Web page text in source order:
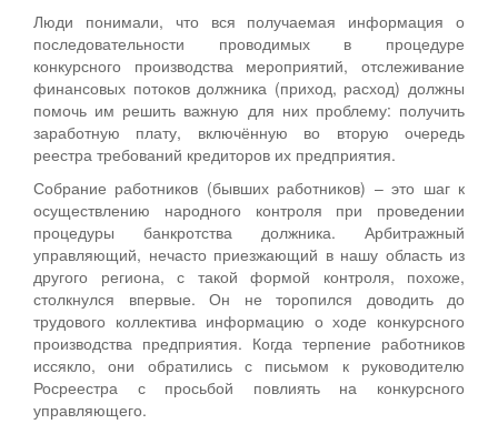
Люди понимали, что вся получаемая информация о
последовательности проводимых в процедуре
конкурсного производства мероприятий, отслеживание
финансовых потоков должника (приход, расход) должны
помочь им решить важную для них проблему: получить
заработную плату, включённую во вторую очередь
реестра требований кредиторов их предприятия.
Собрание работников (бывших работников) – это шаг к
осуществлению народного контроля при проведении
процедуры банкротства должника. Арбитражный
управляющий, нечасто приезжающий в нашу область из
другого региона, с такой формой контроля, похоже,
столкнулся впервые. Он не торопился доводить до
трудового коллектива информацию о ходе конкурсного
производства предприятия. Когда терпение работников
иссякло, они обратились с письмом к руководителю
Росреестра с просьбой повлиять на конкурсного
управляющего.